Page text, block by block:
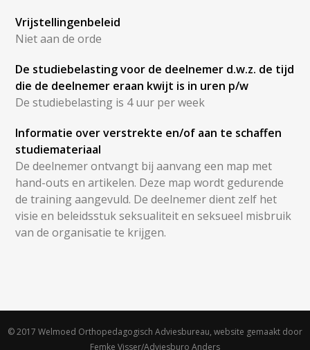
Vrijstellingenbeleid
Niet aan de orde
De studiebelasting voor de deelnemer d.w.z. de tijd
die de deelnemer eraan kwijt is in uren p/w
De studiebelasting is 4 uur per week
Informatie over verstrekte en/of aan te schaffen
studiemateriaal
De deelnemer ontvangt bij aanvang een map met
hand-outs en artikelen. Deze map wordt gedurende
de training aangevuld. De deelnemer dient zelf het
visie en beleidsstuk seksualiteit en seksueel misbruik
van de organisatie te krijgen.
© 2017 Welmoed Orthopedagogisch Adviesbureau, website gemaakt door
Femke Visser/Adviesburo Anders